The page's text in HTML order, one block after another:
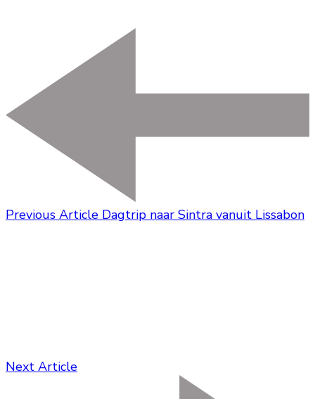
Previous Article Dagtrip naar Sintra vanuit Lissabon
Next Article